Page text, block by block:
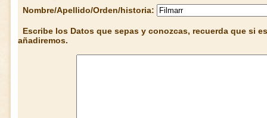
Nombre/Apellido/Orden/historia:
Escribe los Datos que sepas y conozcas, recuerda que si
añadiremos.